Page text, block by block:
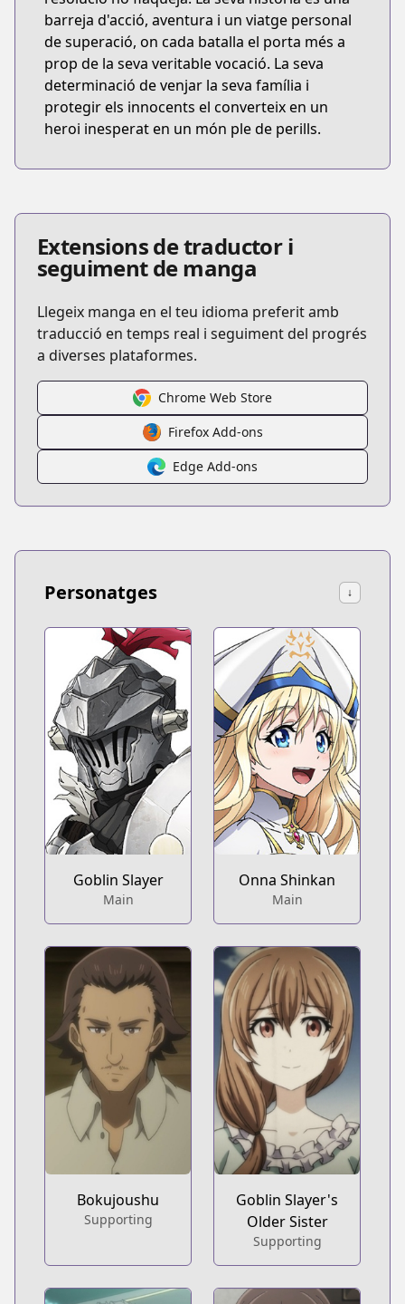
barreja d'acció, aventura i un viatge personal
de superació, on cada batalla el porta més a
prop de la seva veritable vocació. La seva
determinació de venjar la seva família i
protegir els innocents el converteix en un
heroi inesperat en un món ple de perills.
Extensions de traductor i
seguiment de manga
Llegeix manga en el teu idioma preferit amb
traducció en temps real i seguiment del progrés
a diverses plataformes.
Chrome Web Store
Firefox Add-ons
Edge Add-ons
Personatges ↓
Goblin Slayer
Main
Onna Shinkan
Main
Bokujoushu
Supporting
Goblin Slayer's
Older Sister
Supporting